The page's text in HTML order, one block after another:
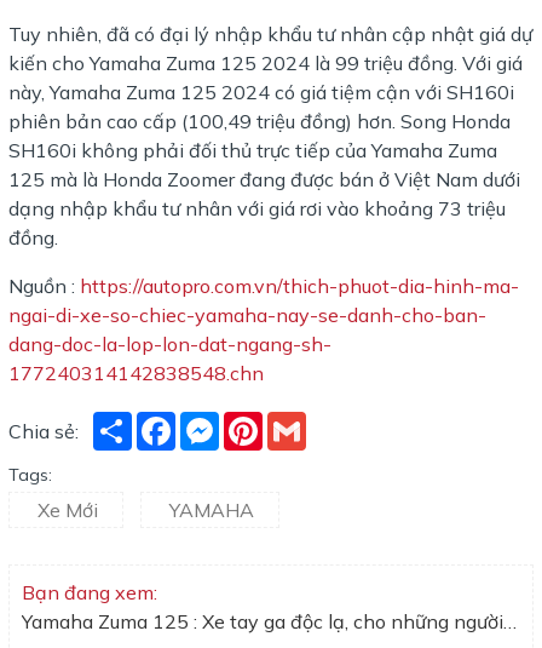
Tuy nhiên, đã có đại lý nhập khẩu tư nhân cập nhật giá dự
kiến cho Yamaha Zuma 125 2024 là 99 triệu đồng. Với giá
này, Yamaha Zuma 125 2024 có giá tiệm cận với SH160i
phiên bản cao cấp (100,49 triệu đồng) hơn. Song Honda
SH160i không phải đối thủ trực tiếp của Yamaha Zuma
125 mà là Honda Zoomer đang được bán ở Việt Nam dưới
dạng nhập khẩu tư nhân với giá rơi vào khoảng 73 triệu
đồng.
Nguồn : https://autopro.com.vn/thich-phuot-dia-hinh-ma-
ngai-di-xe-so-chiec-yamaha-nay-se-danh-cho-ban-
dang-doc-la-lop-lon-dat-ngang-sh-
177240314142838548.chn
Chia sẻ: ShareFacebookMessenger
Pinterest
Tags:
Xe Mới YAMAHA
Bạn đang xem:
Yamaha Zuma 125 : Xe tay ga độc lạ, cho những người thích phượt địa hình